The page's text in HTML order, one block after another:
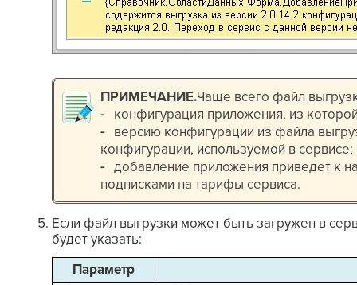
ПРИМЕЧАНИЕ.Чаще всего файл
-конфигурация приложения, из
-версию конфигурации из файла
конфигурации, используемой в сервисе;
- добавление приложения приведет к
подписками на тарифы сервиса.
Если файл выгрузки может быть загружен в
будет указать:
Параметр